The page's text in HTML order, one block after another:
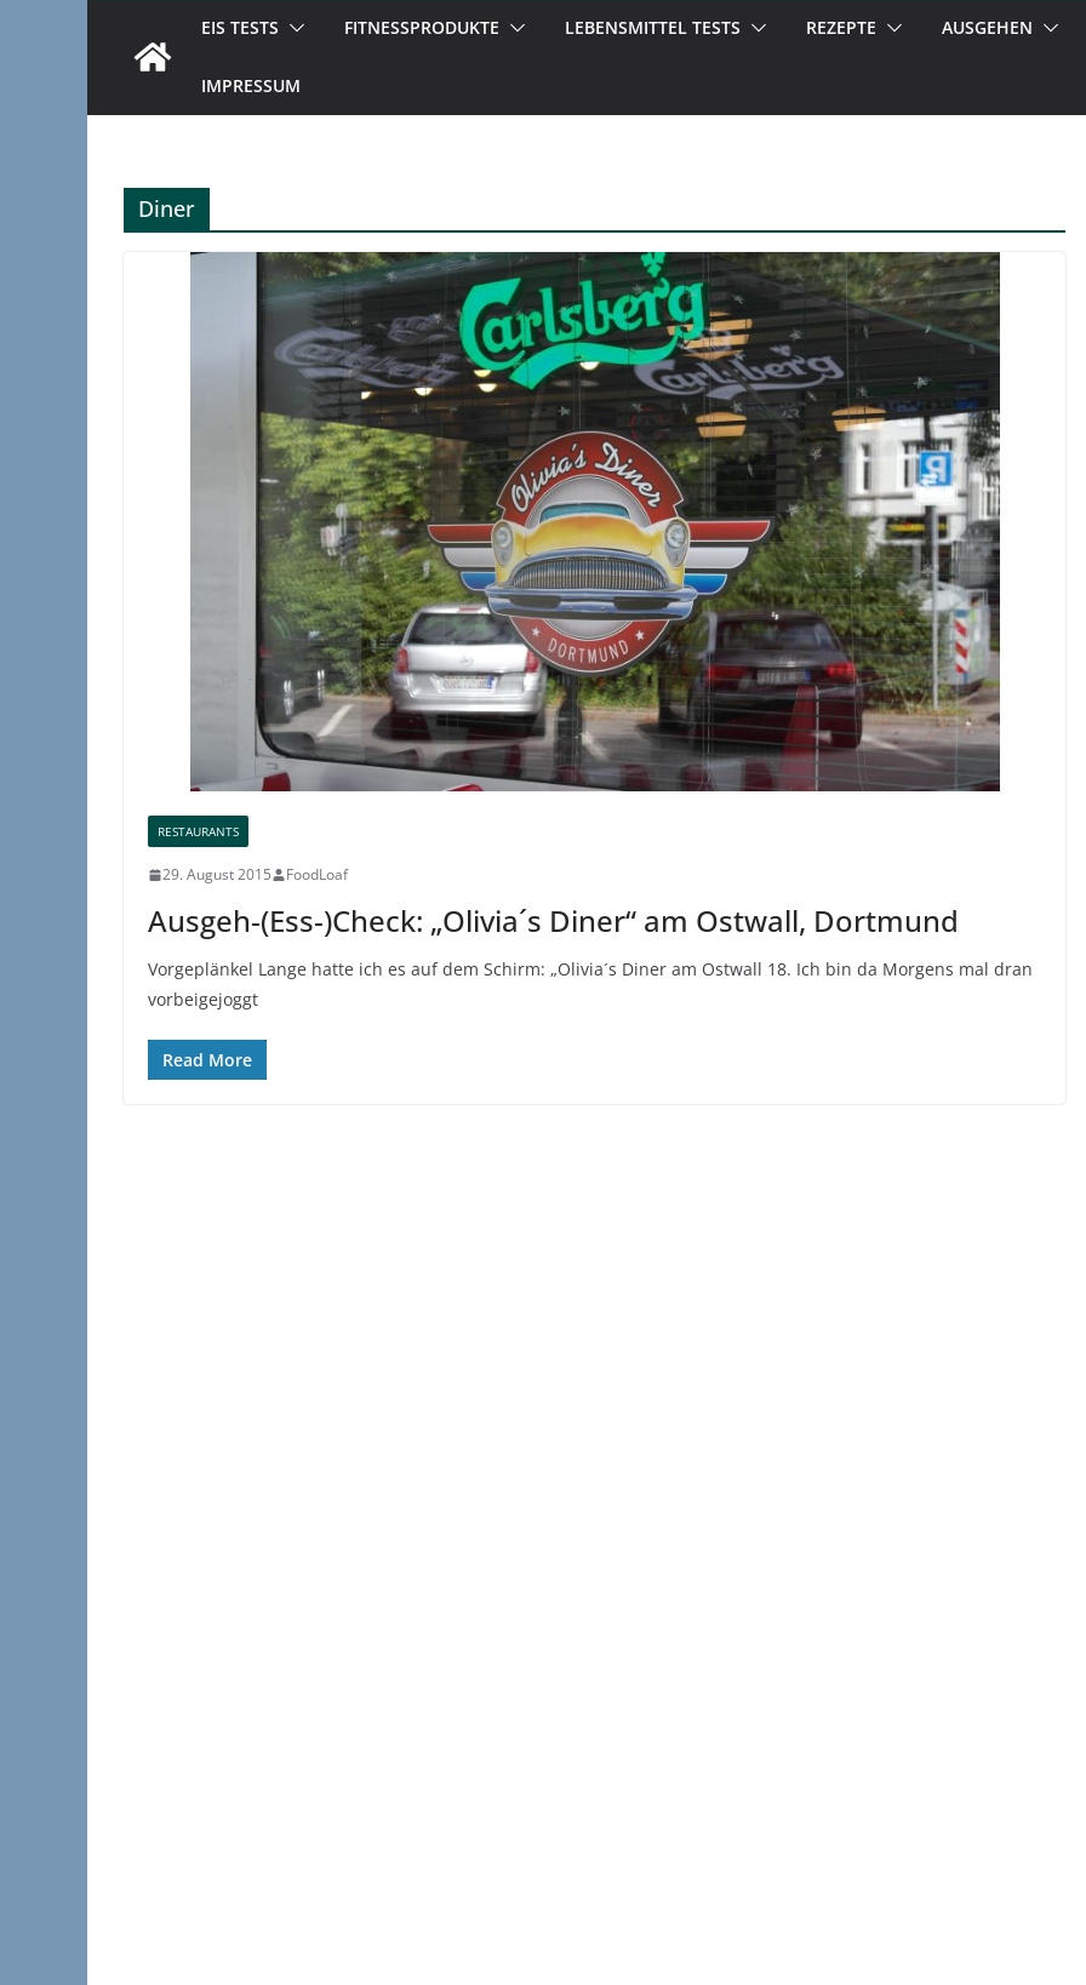
EIS TESTS FITNESSPRODUKTE LEBENSMITTEL TESTS REZEPTE AUSGEHEN
IMPRESSUM
Diner
RESTAURANTS
29. August 2015 FoodLoaf
Ausgeh-(Ess-)Check: „Olivia´s Diner“ am Ostwall, Dortmund
Vorgeplänkel Lange hatte ich es auf dem Schirm: „Olivia´s Diner am Ostwall 18. Ich bin da Morgens mal dran
vorbeigejoggt
Read More